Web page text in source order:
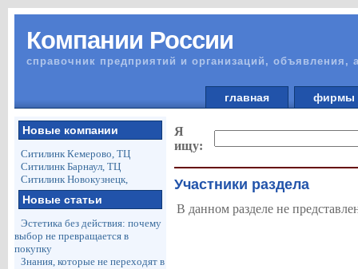
Компании России
справочник предприятий и организаций, объявления,
главная
Новые компании
Ситилинк Кемерово, ТЦ
Ситилинк Барнаул, ТЦ
Ситилинк Новокузнецк,
Новые статьи
Эстетика без действия: почему
выбор не превращается в
покупку
Знания, которые не переходят в
Я
ищу:
Участники раздела
В данном разделе не